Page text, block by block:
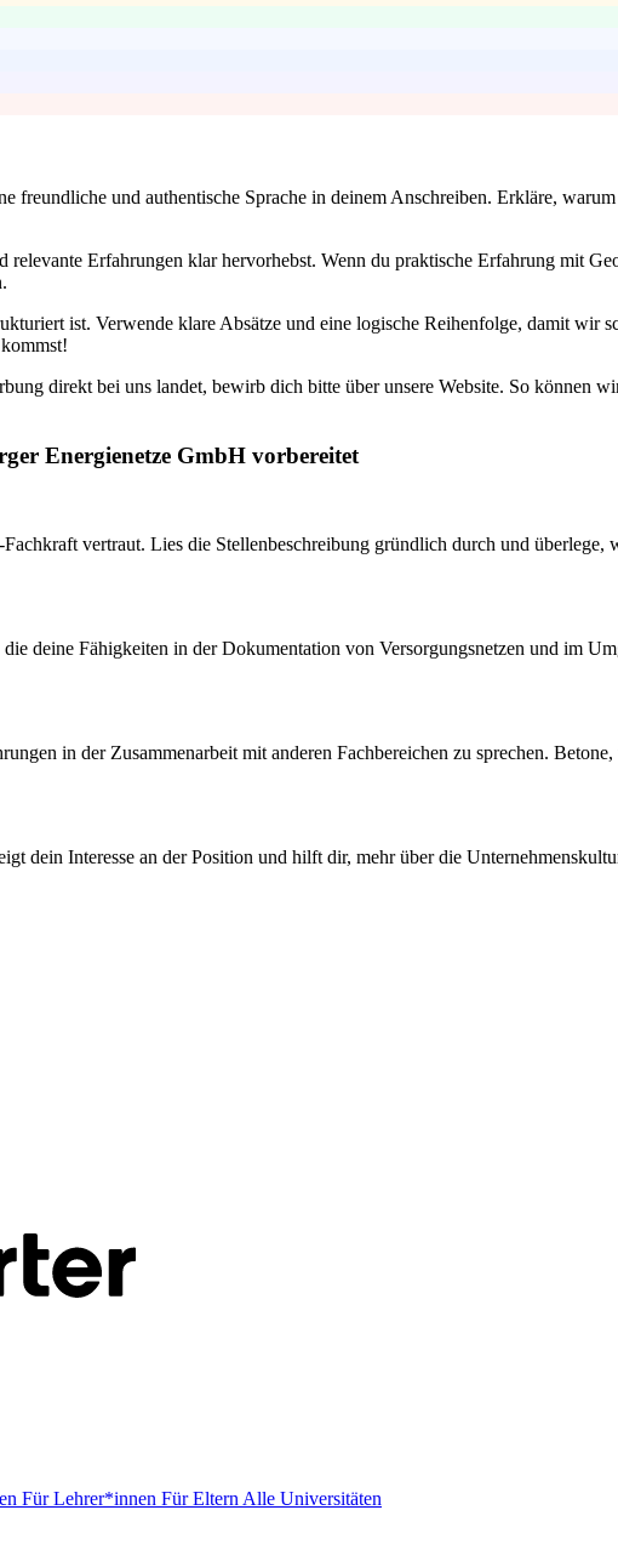
freundliche und authentische Sprache in deinem Anschreiben. Erkläre,
relevante Erfahrungen klar hervorhebst. Wenn du praktische Erfahrung mit
ist. Verwende klare Absätze und eine logische Reihenfolge, damit wir
direkt bei uns landet, bewirb dich bitte über unsere Website. So können
Energienetze GmbH vorbereitet
vertraut. Lies die Stellenbeschreibung gründlich durch und überlege,
deine Fähigkeiten in der Dokumentation von Versorgungsnetzen und im
in der Zusammenarbeit mit anderen Fachbereichen zu sprechen.
dein Interesse an der Position und hilft dir, mehr über die
Für Lehrer*innen Für Eltern Alle Universitäten